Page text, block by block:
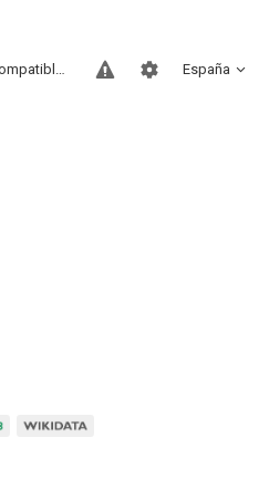
España
Sitios compatibles